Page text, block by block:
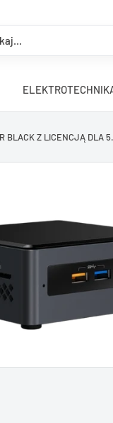
BLACK Z LICENCJĄ DLA